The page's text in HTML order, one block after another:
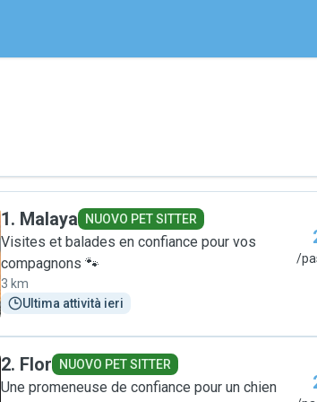
1. Malaya NUOVO PET SITTER
Visites et balades en confiance pour vos
compagnons 🐾
3 km
Ultima attività ieri
/
2. Flor NUOVO PET SITTER
Une promeneuse de confiance pour un chien